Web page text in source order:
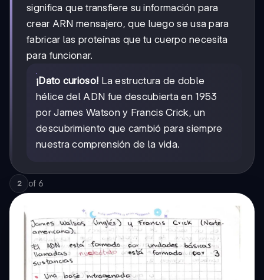
significa que transfiere su información para
crear ARN mensajero, que luego se usa para
fabricar las proteínas que tu cuerpo necesita
para funcionar.
¡Dato curioso! La estructura de doble
hélice del ADN fue descubierta en 1953
por James Watson y Francis Crick, un
descubrimiento que cambió para siempre
nuestra comprensión de la vida.
2 of 6